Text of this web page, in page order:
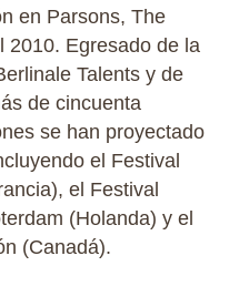
en Parsons, The
2010. Egresado de la
Talents y de
de cincuenta
se han proyectado
el Festival
el Festival
(Holanda) y el
(Canadá).